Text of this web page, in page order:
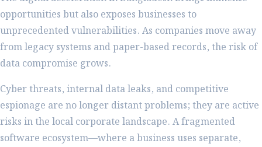
opportunities but also exposes businesses to
unprecedented vulnerabilities. As companies move away
from legacy systems and paper-based records, the risk of
data compromise grows.
Cyber threats, internal data leaks, and competitive
espionage are no longer distant problems; they are active
risks in the local corporate landscape. A fragmented
software ecosystem—where a business uses separate,